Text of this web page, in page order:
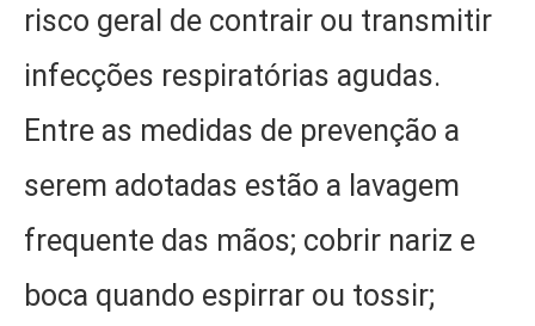
risco geral de contrair ou transmitir
infecções respiratórias agudas.
Entre as medidas de prevenção a
serem adotadas estão a lavagem
frequente das mãos; cobrir nariz e
boca quando espirrar ou tossir;